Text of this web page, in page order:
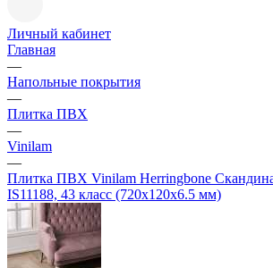
Личный кабинет
Главная
—
Напольные покрытия
—
Плитка ПВХ
—
Vinilam
—
Плитка ПВХ Vinilam Herringbone
IS11188, 43 класс (720х120х6.5 мм)